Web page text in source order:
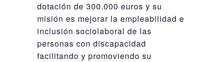
dotación de 300.000 euros y su
misión es mejorar la empleabilidad e
inclusión sociolaboral de las
personas con discapacidad
facilitando y promoviendo su